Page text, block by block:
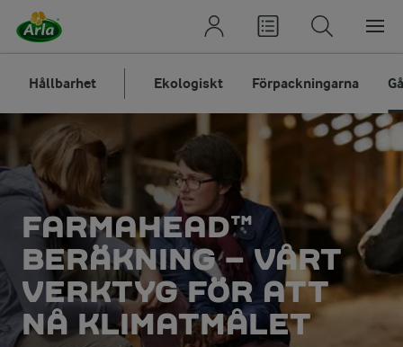
Hållbarhet Ekologiskt Förpackningarna
FARMAHEAD™
BERÄKNING – VÅRT
VERKTYG FÖR ATT
NÅ KLIMATMÅLET